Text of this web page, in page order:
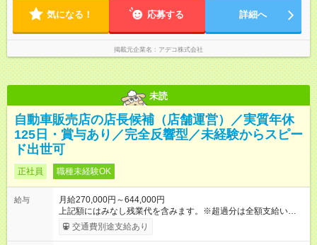
気になる！ 応募する 詳細へ
掲載元企業名 アデコ株式会社
未読
自動車販売店の店長候補（店舗運営）／実質年休
125日・賞与あり／完全反響型／未経験からスピー
ド出世可
正社員 職種未経験OK
給与
月給270,000円～644,000円
上記額にはみなし残業代を含みます。※超過分は全額支給いたし
ます。 みなし残業代 59,000円／月 みなし残業時間 29時間／月
※スキル・能力等を考慮の上決定します。 ＼★ご希望の働き方
交通費別途支給あり